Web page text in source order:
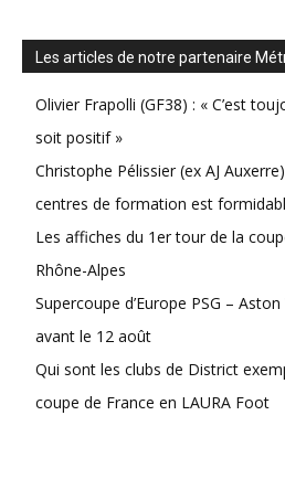
Les articles de notre partenaire
Olivier Frapolli (GF38) : « C’est
soit positif »
Christophe Pélissier (ex AJ
centres de formation est
Les affiches du 1er tour de la
Rhône-Alpes
Supercoupe d’Europe PSG –
avant le 12 août
Qui sont les clubs de District
coupe de France en LAURA Foot